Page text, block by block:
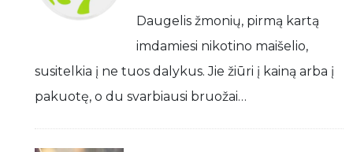
Daugelis žmonių, pirmą kartą
imdamiesi nikotino maišelio,
susitelkia į ne tuos dalykus. Jie žiūri į kainą arba į
pakuotę, o du svarbiausi bruožai…